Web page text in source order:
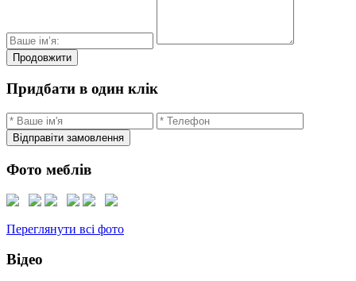
Продовжити
Придбати в один клік
Відправіти замовлення
Фото меблів
Переглянути всі фото
Відео